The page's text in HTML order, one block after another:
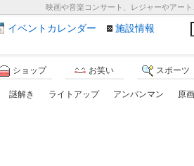
映画や音楽コンサート、レジャーやアー
イベント カレンダー 施設情報
ショップ お笑い スポーツ
謎解き ライトアップ アンパンマン 原画